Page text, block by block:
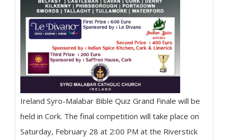
Ireland Syro-Malabar Bible Quiz Grand Finale will be
held in Cork. The final competition will take place on
Saturday, February 28 at 2:00 PM at the Riverstick